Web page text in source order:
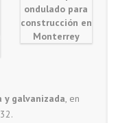
y galvanizada, en